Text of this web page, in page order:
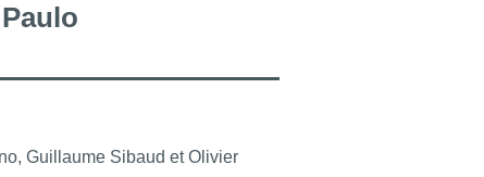
Guillaume Sibaud et Olivier